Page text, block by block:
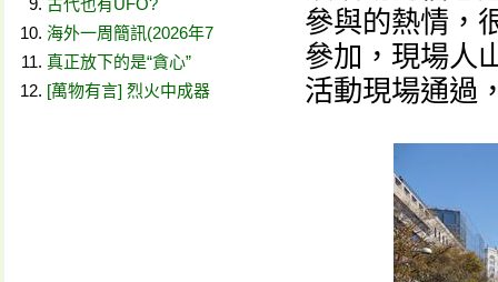
古代也有UFO?
海外一周簡訊(2026年7
真正放下的是“貪心”
[萬物有言] 烈火中成器
參與的熱情，
參加，現場人
活動現場通過